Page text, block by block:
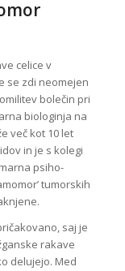
celice v
se zdi neomejen
bolečin pri
biologinja na
več kot 10 let
in je s kolegi
psiho-
tumorskih
saj je
rakave
delujejo. Med